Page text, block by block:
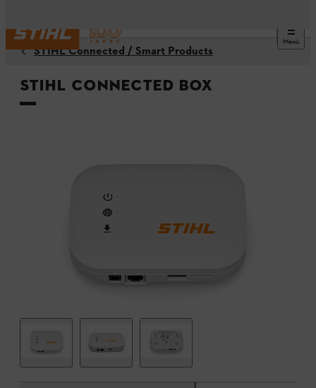
Menü
STIHL Connected / Smart Products
STIHL connected Box